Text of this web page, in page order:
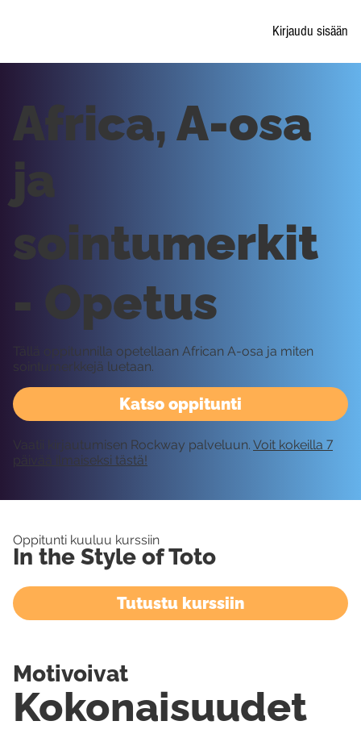
Kirjaudu sisään
Katso oppitunti
Africa, A-osa
ja
sointumerkit
- Opetus
Tällä oppitunnilla opetellaan African A-osa ja miten
sointumerkkejä luetaan.
Vaatii kirjautumisen Rockway palveluun. Voit kokeilla 7
päivää ilmaiseksi tästä!
Oppitunti kuuluu kurssiin
In the Style of Toto
Tutustu kurssiin
Kokonaisuudet
Motivoivat